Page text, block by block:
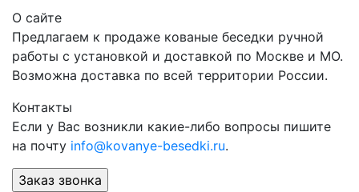
О сайте
Предлагаем к продаже кованые беседки ручной
работы с установкой и доставкой по Москве и МО.
Возможна доставка по всей территории России.
Контакты
Если у Вас возникли какие-либо вопросы пишите
на почту info@kovanye-besedki.ru.